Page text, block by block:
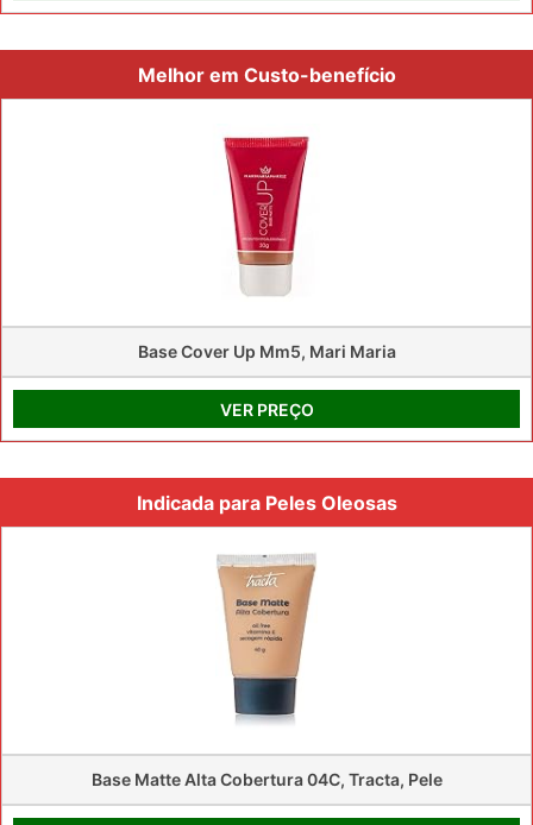
Melhor em Custo-benefício
Base Cover Up Mm5, Mari Maria
VER PREÇO
Indicada para Peles Oleosas
Base Matte Alta Cobertura 04C, Tracta, Pele